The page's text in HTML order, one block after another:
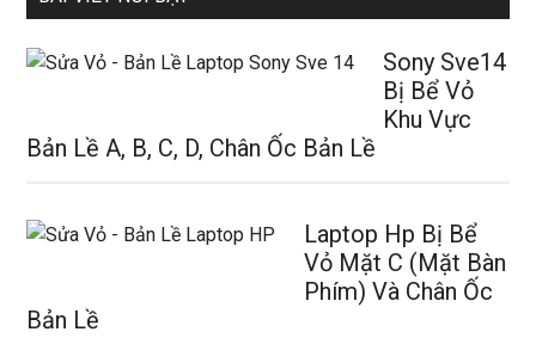
Sony Sve14
Bị Bể Vỏ
Khu Vực
Bản Lề A, B, C, D, Chân Ốc Bản Lề
Laptop Hp Bị Bể
Vỏ Mặt C (Mặt Bàn
Phím) Và Chân Ốc
Bản Lề